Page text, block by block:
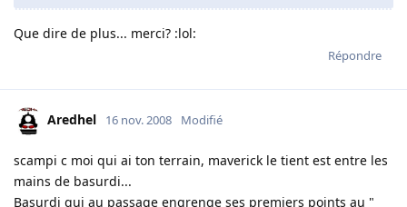
Que dire de plus... merci? :lol:
Répondre
Aredhel 16 nov. 2008 Modifié
scampi c moi qui ai ton terrain, maverick le tient est entre les
mains de basurdi...
Basurdi qui au passage engrenge ses premiers points au "